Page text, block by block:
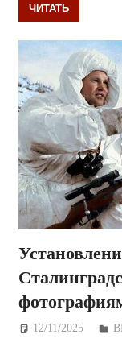
ЧИТАТЬ
12/11/2025